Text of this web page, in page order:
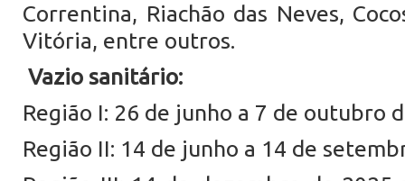
Correntina, Riachão das Neves,
Vitória, entre outros.
Vazio sanitário:
Região I: 26 de junho a 7 de outubro
Região II: 14 de junho a 14 de